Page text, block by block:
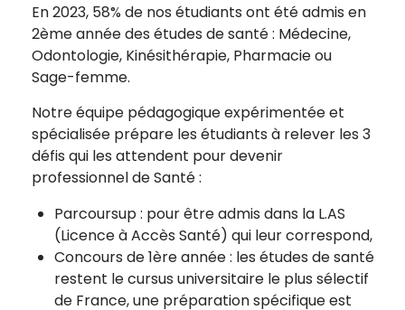
En 2023, 58% de nos étudiants ont été admis en
2ème année des études de santé : Médecine,
Odontologie, Kinésithérapie, Pharmacie ou
Sage-femme.
Notre équipe pédagogique expérimentée et
spécialisée prépare les étudiants à relever les 3
défis qui les attendent pour devenir
professionnel de Santé :
Parcoursup : pour être admis dans la L.AS
(Licence à Accès Santé) qui leur correspond,
Concours de 1ère année : les études de santé
restent le cursus universitaire le plus sélectif
de France, une préparation spécifique est